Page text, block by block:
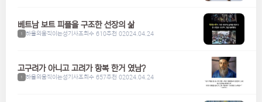
베트남 보트 피플을 구조한 선장의 삶
1 하울의움직이는성기사조회수 610추천 02024.04.24
고구려가 아니고 고려가 항복 한거 였남?
1 하울의움직이는성기사조회수 657추천 02024.04.24